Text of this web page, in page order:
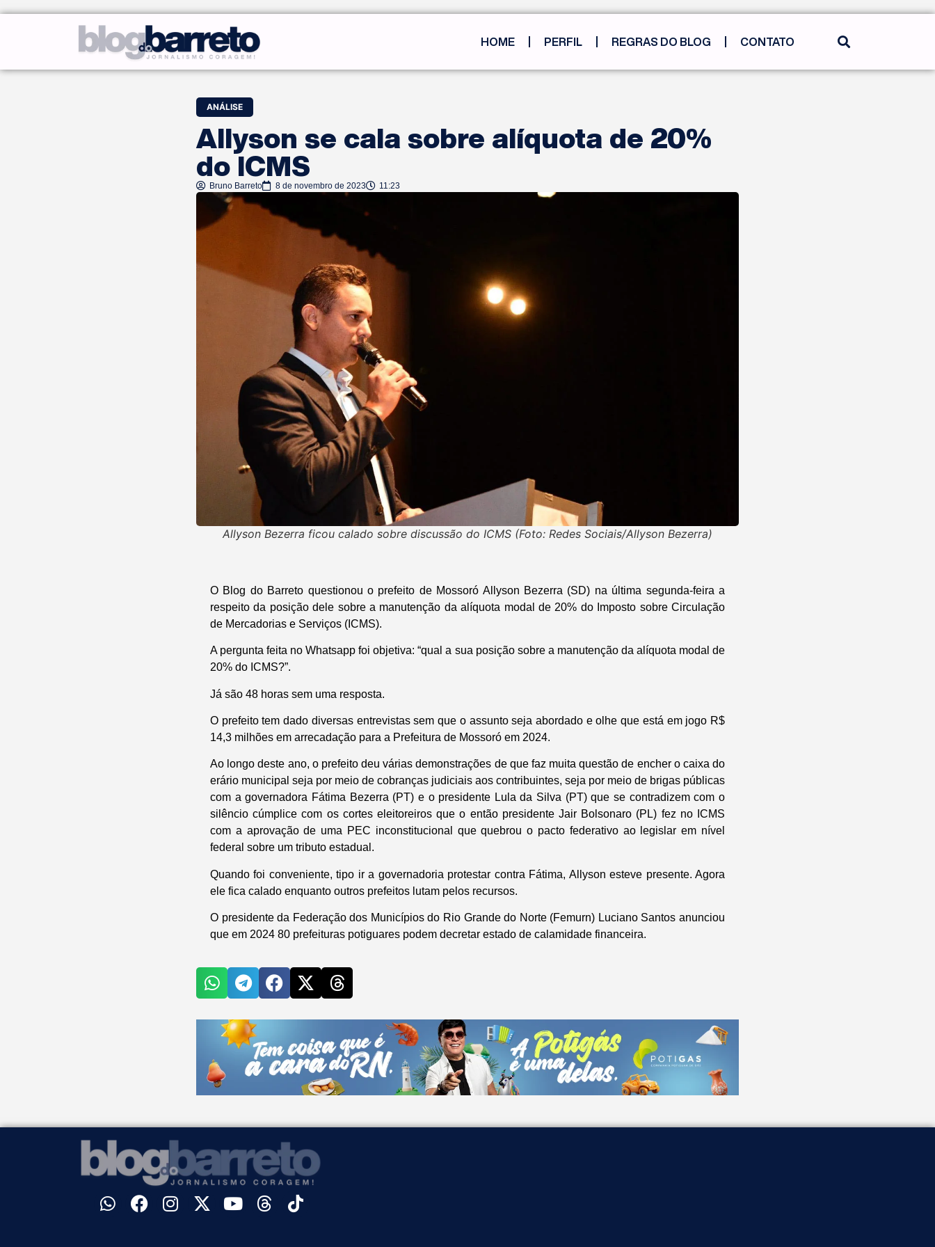
HOME PERFIL REGRAS DO BLOG CONTATO
ANÁLISE
Allyson se cala sobre alíquota de 20%
do ICMS
Bruno Barreto 8 de novembro de 2023 11:23
Allyson Bezerra ficou calado sobre discussão do ICMS (Foto: Redes Sociais/Allyson Bezerra)
O Blog do Barreto questionou o prefeito de Mossoró Allyson Bezerra (SD) na última segunda-feira a
respeito da posição dele sobre a manutenção da alíquota modal de 20% do Imposto sobre Circulação
de Mercadorias e Serviços (ICMS).
A pergunta feita no Whatsapp foi objetiva: “qual a sua posição sobre a manutenção da alíquota modal de
20% do ICMS?”.
Já são 48 horas sem uma resposta.
O prefeito tem dado diversas entrevistas sem que o assunto seja abordado e olhe que está em jogo R$
14,3 milhões em arrecadação para a Prefeitura de Mossoró em 2024.
Ao longo deste ano, o prefeito deu várias demonstrações de que faz muita questão de encher o caixa do
erário municipal seja por meio de cobranças judiciais aos contribuintes, seja por meio de brigas públicas
com a governadora Fátima Bezerra (PT) e o presidente Lula da Silva (PT) que se contradizem com o
silêncio cúmplice com os cortes eleitoreiros que o então presidente Jair Bolsonaro (PL) fez no ICMS
com a aprovação de uma PEC inconstitucional que quebrou o pacto federativo ao legislar em nível
federal sobre um tributo estadual.
Quando foi conveniente, tipo ir a governadoria protestar contra Fátima, Allyson esteve presente. Agora
ele fica calado enquanto outros prefeitos lutam pelos recursos.
O presidente da Federação dos Municípios do Rio Grande do Norte (Femurn) Luciano Santos anunciou
que em 2024 80 prefeituras potiguares podem decretar estado de calamidade financeira.